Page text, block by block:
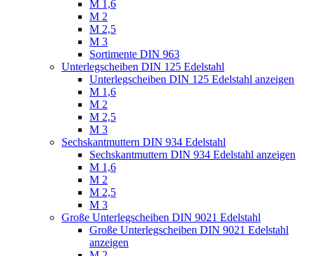
M 1,6
M 2
M 2,5
M 3
Sortimente DIN 963
Unterlegscheiben DIN 125 Edelstahl
Unterlegscheiben DIN 125 Edelstahl anzeigen
M 1,6
M 2
M 2,5
M 3
Sechskantmuttern DIN 934 Edelstahl
Sechskantmuttern DIN 934 Edelstahl anzeigen
M 1,6
M 2
M 2,5
M 3
Große Unterlegscheiben DIN 9021 Edelstahl
Große Unterlegscheiben DIN 9021 Edelstahl
anzeigen